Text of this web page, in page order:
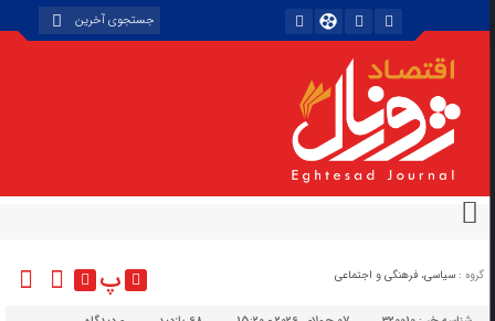
گروه : سیاسی، فرهنگی و اجتماعی پ